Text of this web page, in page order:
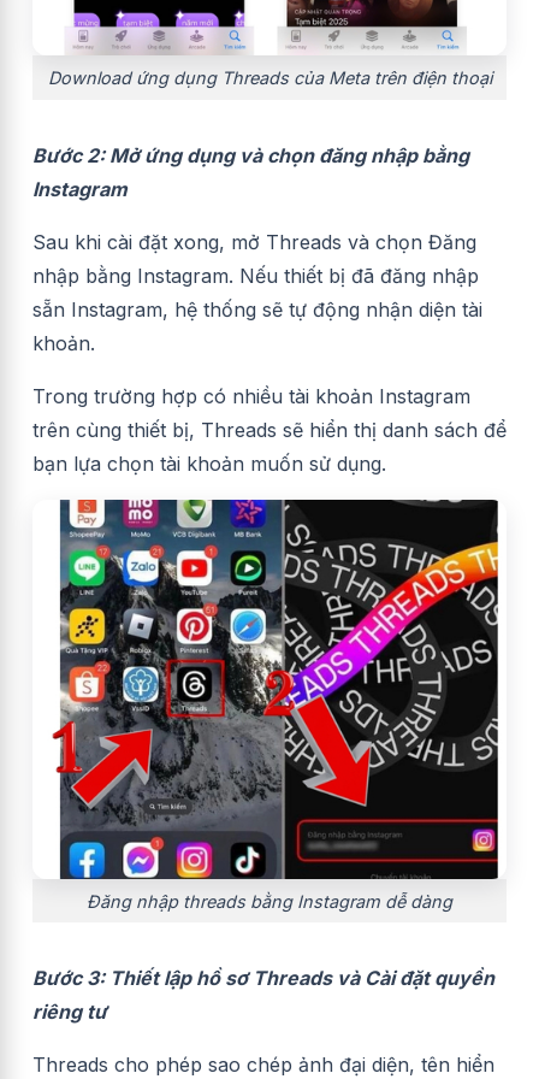
Download ứng dụng Threads của Meta trên điện thoại
Bước 2: Mở ứng dụng và chọn đăng nhập bằng
Instagram
Sau khi cài đặt xong, mở Threads và chọn Đăng
nhập bằng Instagram. Nếu thiết bị đã đăng nhập
sẵn Instagram, hệ thống sẽ tự động nhận diện tài
khoản.
Trong trường hợp có nhiều tài khoản Instagram
trên cùng thiết bị, Threads sẽ hiển thị danh sách để
bạn lựa chọn tài khoản muốn sử dụng.
Đăng nhập threads bằng Instagram dễ dàng
Bước 3: Thiết lập hồ sơ Threads và Cài đặt quyền
riêng tư
Threads cho phép sao chép ảnh đại diện, tên hiển